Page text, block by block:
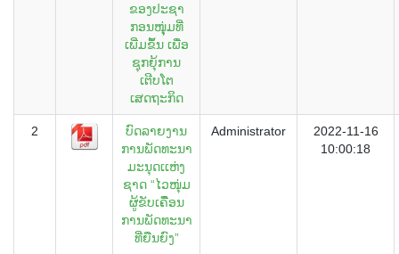
ຂອງປະຊາ
ກອນໜຸຸ່ມທີ່
ເພີ່ມຂຶ້ນ ເພື່ອ
ຊຸກຍຸ້ການ
ເຕີບໂຕ
ເສດຖະກິດ
2
ບົດລາຍງານ
ການພັດທະນາ
ມະນຸດເເຫ່ງ
ຊາດ “ໄວໜຸ່ມ
ຜູ້ຂັບເຄືື່ອນ
ການພັດທະນາ
ທີ່ຍືນຍົງ”
Administrator
2022-11-16
10:00:18